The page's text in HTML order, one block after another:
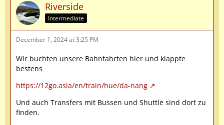
Riverside
Intermediate
December 1, 2024 at 3:25 PM
Wir buchten unsere Bahnfahrten hier und klappte
bestens
https://12go.asia/en/train/hue/da-nang
Und auch Transfers mit Bussen und Shuttle sind dort zu
finden.